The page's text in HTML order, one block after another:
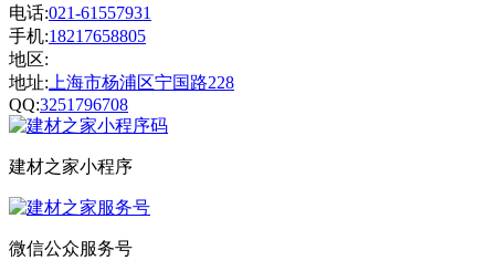
电话:021-61557931
手机:18217658805
地区:
地址: 上海市杨浦区宁国路228
QQ:3251796708
建材之家小程序
微信公众服务号